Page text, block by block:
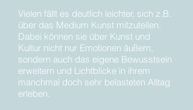
Vielen fällt es deutlich leichter, sich z.B.
über das Medium Kunst mitzuteilen.
Dabei können sie über Kunst und
Kultur nicht nur Emotionen äußern,
sondern auch das eigene Bewusstsein
erweitern und Lichtblicke in ihrem
manchmal doch sehr belasteten Alltag
erleben.